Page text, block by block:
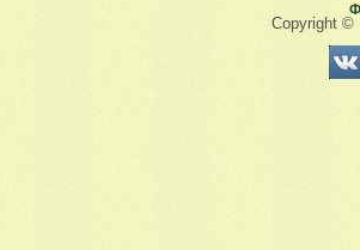
Copyright ©